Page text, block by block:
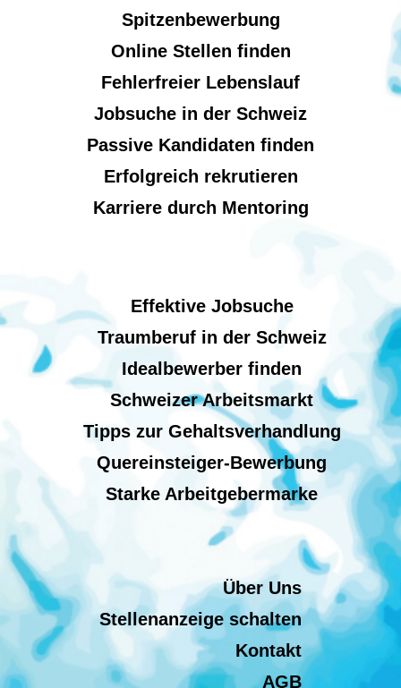
Spitzenbewerbung
Online Stellen finden
Fehlerfreier Lebenslauf
Jobsuche in der Schweiz
Passive Kandidaten finden
Erfolgreich rekrutieren
Karriere durch Mentoring
Effektive Jobsuche
Traumberuf in der Schweiz
Idealbewerber finden
Schweizer Arbeitsmarkt
Tipps zur Gehaltsverhandlung
Quereinsteiger-Bewerbung
Starke Arbeitgebermarke
Über Uns
Stellenanzeige schalten
Kontakt
AGB